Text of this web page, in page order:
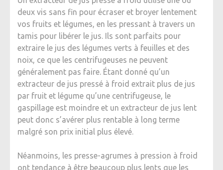
deux vis sans fin pour écraser et broyer lentement
vos fruits et légumes, en les pressant à travers un
tamis pour libérer le jus. Ils sont parfaits pour
extraire le jus des légumes verts à feuilles et des
noix, ce que les centrifugeuses ne peuvent
généralement pas faire. Étant donné qu’un
extracteur de jus pressé à froid extrait plus de jus
par fruit et légume qu’une centrifugeuse, le
gaspillage est moindre et un extracteur de jus lent
peut donc s’avérer plus rentable à long terme
malgré son prix initial plus élevé.
Néanmoins, les presse-agrumes à pression à froid
ont tendance à être beaucoup plus lents que les